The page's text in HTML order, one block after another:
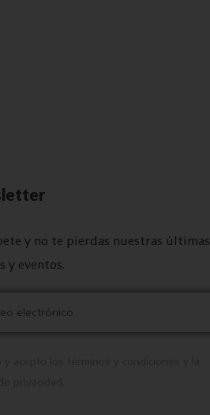
y no te pierdas nuestras últimas
y eventos.